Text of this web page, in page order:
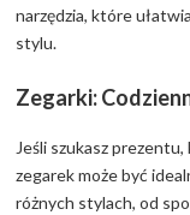
narzędzia, które
stylu.
Zegarki:
Jeśli szukasz
zegarek może być
różnych stylach, od